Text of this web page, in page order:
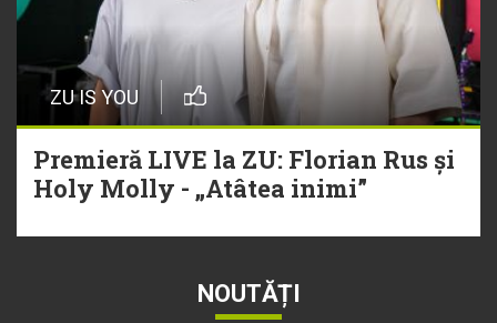
ZU IS YOU
Premieră LIVE la ZU: Florian Rus și
Holy Molly - „Atâtea inimi”
NOUTĂȚI